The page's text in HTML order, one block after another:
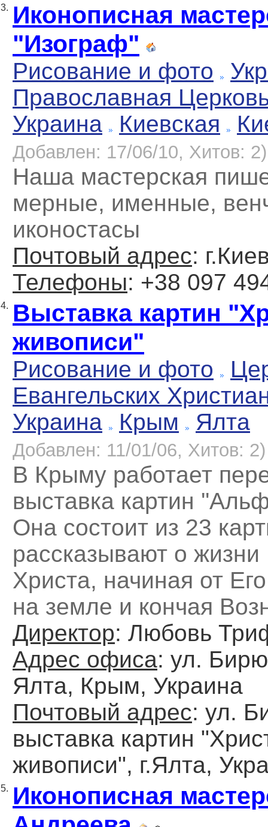
3. Иконописная
"Изограф"
Рисование и фото
Православная
Украина
Киевская
Добавлен: 17/06/10, Хитов: 2)
Наша мастерская
мерные, именные,
иконостасы
Почтовый адрес:
Телефоны: +38 097
4. Выставка картин
живописи"
Рисование и фото
Евангельских
Украина
Крым Ялта
Добавлен: 11/01/06, Хитов: 2)
В Крыму работает
выставка картин
Она состоит из 23
рассказывают о жизни
Христа, начиная от
на земле и кончая
Директор: Любовь
Адрес офиса: ул.
Ялта, Крым, Украина
Почтовый адрес: ул.
выставка картин
живописи", г.Ялта,
5. Иконописная